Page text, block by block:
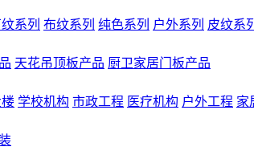
系列 布纹系列 纯色系列 户外系列 皮纹系
天花吊顶板产品 厨卫家居门板产品
学校机构 市政工程 医疗机构 户外工程 家